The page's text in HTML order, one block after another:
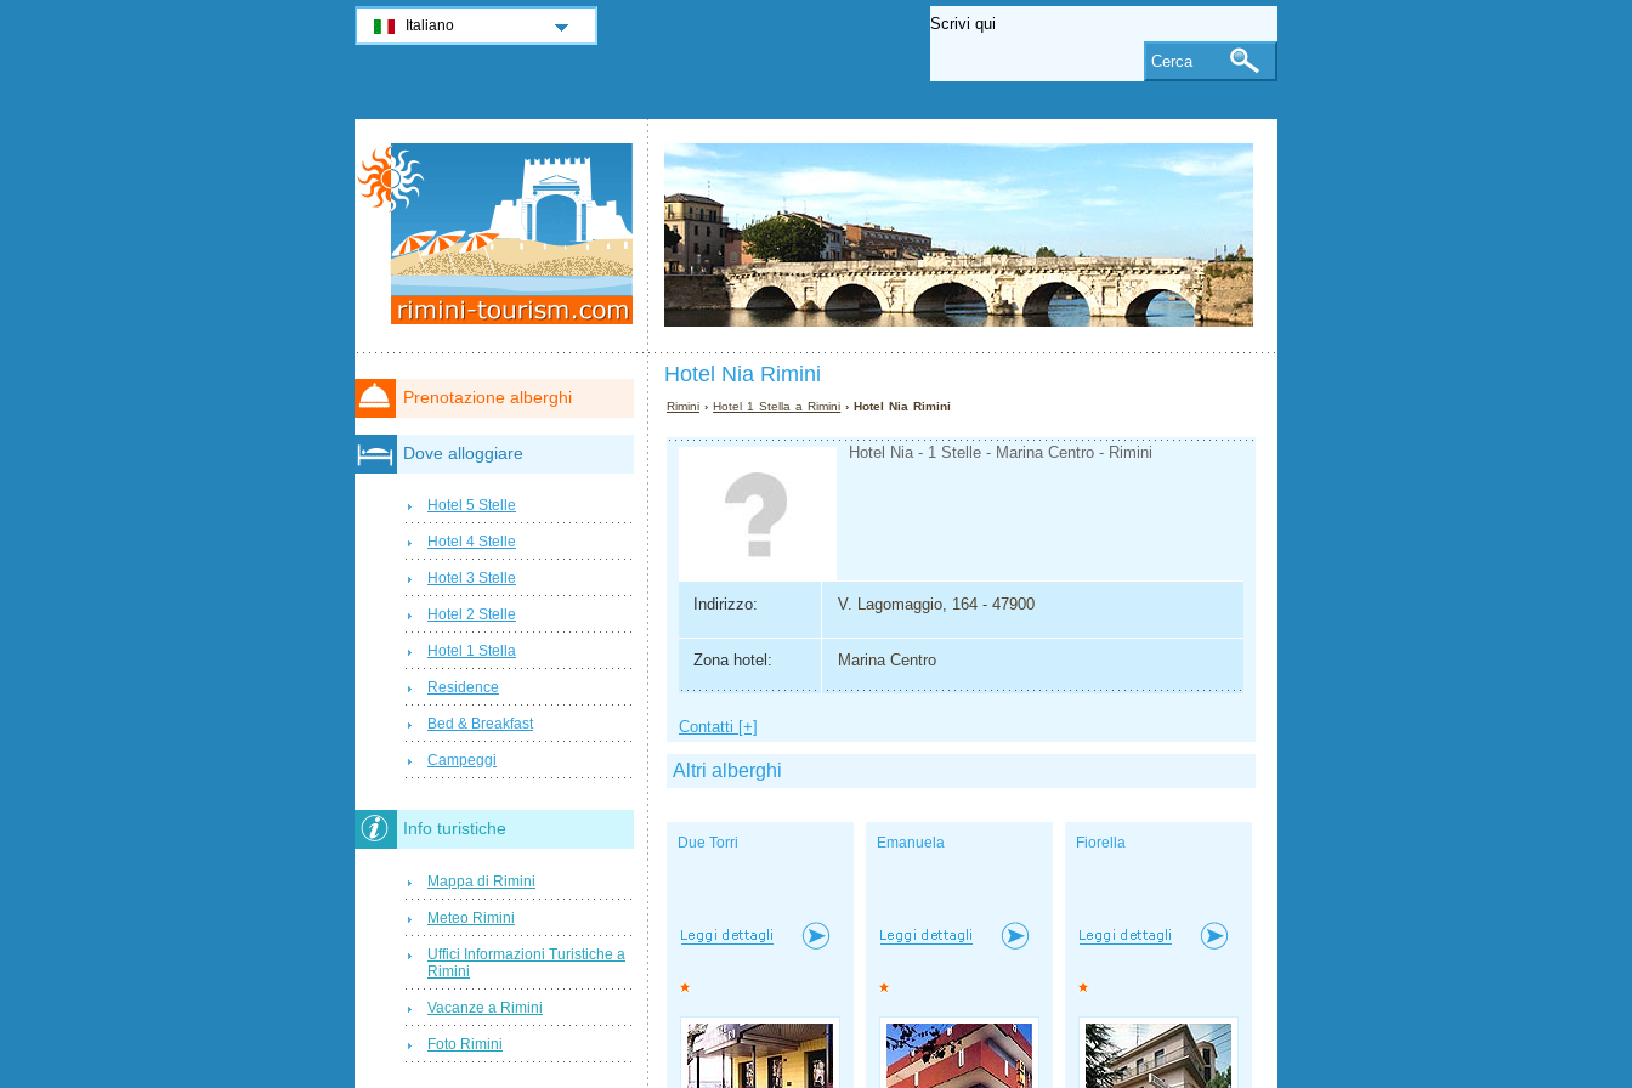
Hotel Nia Rimini
Rimini ›Hotel 1 Stella a Rimini › Hotel Nia Rimini
Hotel Nia - 1 Stelle - Marina Centro - Rimini
Indirizzo: V. Lagomaggio, 164 - 47900
Zona hotel: Marina Centro
Contatti [+]
Altri alberghi
Due Torri Emanuela Fiorella
Prenotazione alberghi
Dove alloggiare
Hotel 5 Stelle
Hotel 4 Stelle
Hotel 3 Stelle
Hotel 2 Stelle
Hotel 1 Stella
Residence
Bed & Breakfast
Campeggi
Info turistiche
Mappa di Rimini
Meteo Rimini
Uffici Informazioni Turistiche a
Rimini
Vacanze a Rimini
Foto Rimini
Italiano
Cerca